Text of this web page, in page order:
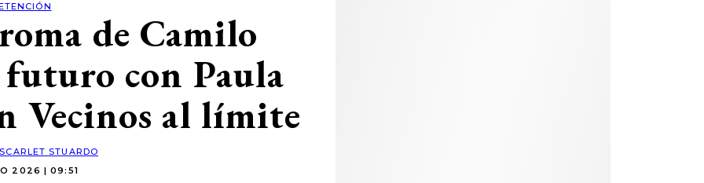
de Camilo
con Paula
Vecinos al límite
SCARLET STUARDO
2026 | 09:51